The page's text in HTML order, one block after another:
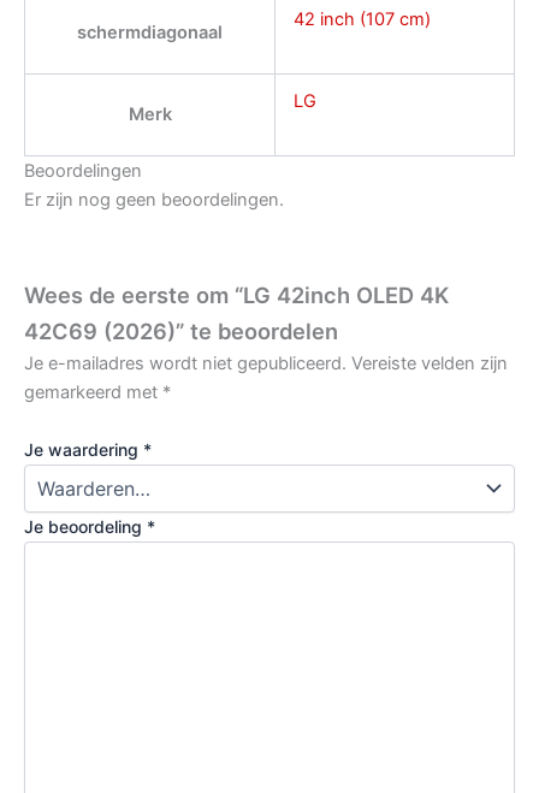
schermdiagonaal
42 inch (107 cm)
Merk
LG
Beoordelingen
Er zijn nog geen beoordelingen.
Wees de eerste om “LG 42inch OLED 4K
42C69 (2026)” te beoordelen
Je e-mailadres wordt niet gepubliceerd. Vereiste velden zijn
gemarkeerd met *
Je waardering *
Je beoordeling *